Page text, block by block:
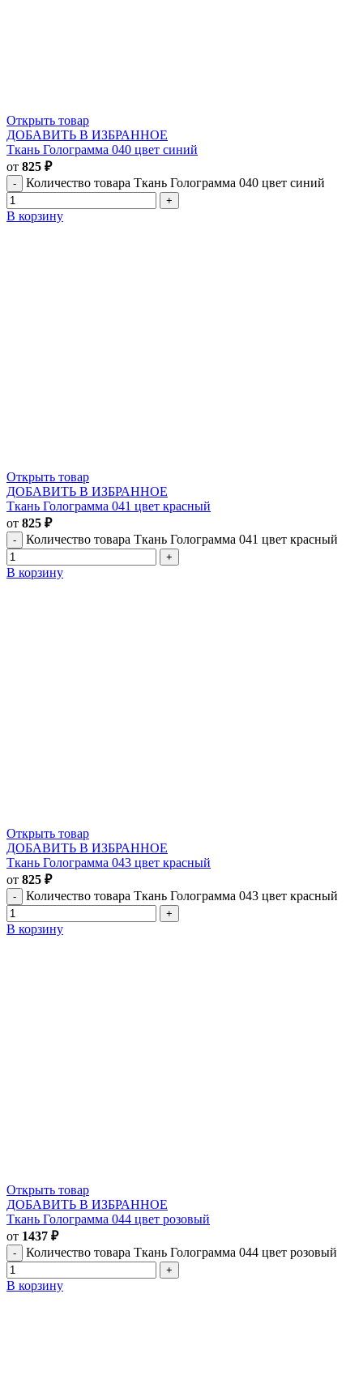
Открыть товар
ДОБАВИТЬ В ИЗБРАННОЕ
Ткань Голограмма 040 цвет синий
от 825 ₽
Количество товара Ткань Голограмма 040 цвет синий
В корзину
Открыть товар
ДОБАВИТЬ В ИЗБРАННОЕ
Ткань Голограмма 041 цвет красный
от 825 ₽
Количество товара Ткань Голограмма 041 цвет красный
В корзину
Открыть товар
ДОБАВИТЬ В ИЗБРАННОЕ
Ткань Голограмма 043 цвет красный
от 825 ₽
Количество товара Ткань Голограмма 043 цвет красный
В корзину
Открыть товар
ДОБАВИТЬ В ИЗБРАННОЕ
Ткань Голограмма 044 цвет розовый
от 1437 ₽
Количество товара Ткань Голограмма 044 цвет розовый
В корзину